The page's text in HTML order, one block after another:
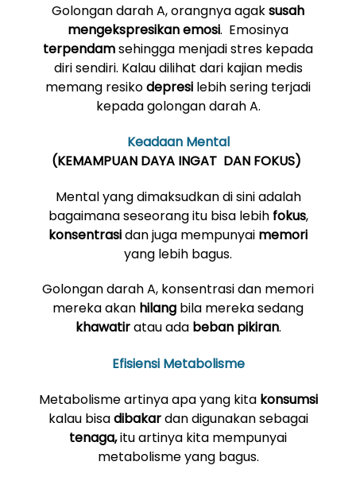
Golongan darah A, orangnya agaksusah
mengekspresikan emosi. Emosinya
terpendamsehingga menjadi stres kepada
diri sendiri. Kalau dilihat dari kajian medis
memang resikodepresi lebih sering terjadi
kepada golongan darah A.
Keadaan Mental
(KEMAMPUAN DAYA INGAT DAN FOKUS)
Mental yang dimaksudkan di sini adalah
bagaimana seseorang itu bisa lebih fokus,
konsentrasidan juga mempunyai memori
yang lebih bagus.
Golongan darah A, konsentrasi dan memori
mereka akan hilang bila mereka sedang
khawatiratau ada beban pikiran.
Efisiensi Metabolisme
Metabolisme artinya apa yang kita konsumsi
kalau bisadibakardan digunakan sebagai
tenaga,itu artinya kita mempunyai
metabolisme yang bagus.